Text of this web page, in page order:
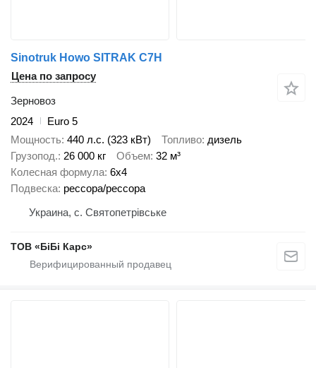
Sinotruk Howo SITRAK C7H
Цена по запросу
Зерновоз
2024
Euro 5
Мощность 440 л.с. (323 кВт) Топливо дизель
Грузопод. 26 000 кг Объем 32 м³
Колесная формула 6x4
Подвеска рессора/рессора
Украина, с. Святопетрівське
ТОВ «БіБі Карс»